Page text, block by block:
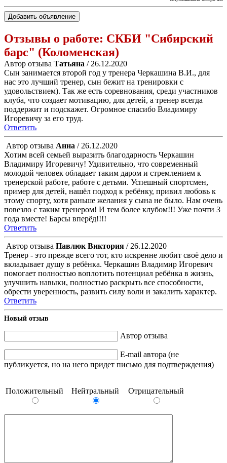
Добавить объявление
Отзывы о работе: СКБИ "Сибирский
барс" (Коломенская)
Автор отзыва Татьяна / 26.12.2020
Сын занимается второй год у тренера Черкашина В.И., для
нас это лучший тренер, сын бежит на тренировки с
удовольствием). Так же есть соревнования, среди участников
клуба, что создает мотивацию, для детей, а тренер всегда
поддержит и подскажет. Огромное спасибо Владимиру
Игоревичу за его труд.
Ответить
Автор отзыва Анна / 26.12.2020
Хотим всей семьей выразить благодарность Черкашин
Владимиру Игоревичу! Удивительно, что современный
молодой человек обладает таким даром и стремлением к
тренерской работе, работе с детьми. Успешный спортсмен,
пример для детей, нашёл подход к ребёнку, привил любовь к
этому спорту, хотя раньше желания у сына не было. Нам очень
повезло с таким тренером! И тем более клубом!!! Уже почти 3
года вместе! Барсы вперёд!!!!
Ответить
Автор отзыва Павлюк Виктория / 26.12.2020
Тренер - это прежде всего тот, кто искренне любит своё дело и
вкладывает душу в ребёнка. Черкашин Владимир Игоревич
помогает полностью воплотить потенциал ребёнка в жизнь,
улучшить навыки, полностью раскрыть все способности,
обрести уверенность, развить силу воли и закалить характер.
Ответить
Новый отзыв
Автор отзыва
E-mail автора (не
публикуется, но на него придет письмо для подтверждения)
Положительный Нейтральный Отрицательный